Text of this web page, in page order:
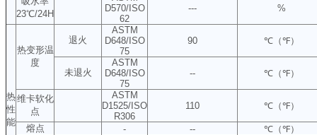
23℃/24H
D570/ISO
62
--- %
热
性
能
热变形温
度
退火
ASTM
D648/ISO
75
90 ℃（℉）
未退火
ASTM
D648/ISO
75
-- ℃（℉）
维卡软化
点
ASTM
D1525/ISO
R306
110 ℃（℉）
熔点 - --
℃（℉）